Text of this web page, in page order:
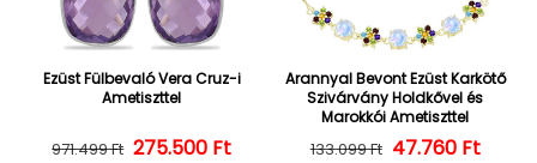
Ezüst Fülbevaló Vera Cruz-i
Ametiszttel
Normál ár
971.499 Ft Kedvezményes ár
275.500 Ft
Arannyal Bevont Ezüst Karkötő
Szivárvány Holdkővel és
Marokkói Ametiszttel
Normál ár
133.099 Ft 47.760 Ft